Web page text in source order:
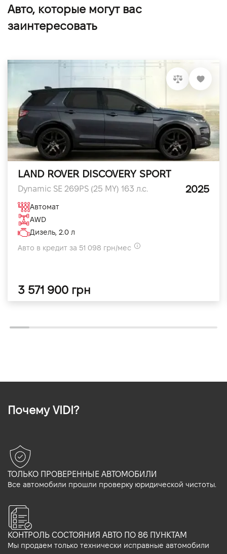
Авто, которые могут вас
заинтересовать
LAND ROVER DISCOVERY SPORT
Dynamic SE 269PS (25 MY) 163 л.с. 2025
Автомат
AWD
Дизель, 2.0 л
Авто в кредит за 51 098 грн/мес
3 571 900 грн
Почему VIDI?
ТОЛЬКО ПРОВЕРЕННЫЕ АВТОМОБИЛИ
Все автомобили прошли проверку юридической чистоты.
КОНТРОЛЬ СОСТОЯНИЯ АВТО ПО 86 ПУНКТАМ
Мы продаем только технически исправные автомобили